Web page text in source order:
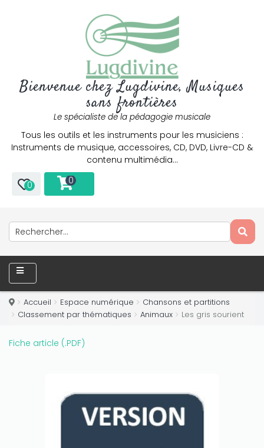
Bienvenue chez Lugdivine, Musiques
sans frontières
Le spécialiste de la pédagogie musicale
Tous les outils et les instruments pour les musiciens :
Instruments de musique, accessoires, CD, DVD, Livre-CD &
contenu multimédia…
0 0
Accueil Espace numérique
Chansons et partitions
Classement par thématiques
Animaux Les gris sourient
Fiche article (.PDF)